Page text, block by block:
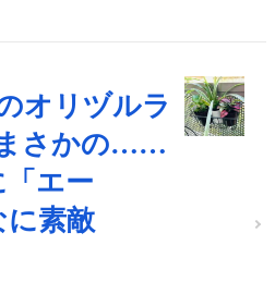
オリヅルラ
さかの……
「エー
に素敵